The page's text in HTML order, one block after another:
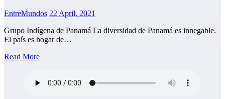
EntreMundos 22 April, 2021
Grupo Indígena de Panamá La diversidad de Panamá es innegable.
El país es hogar de…
Read More